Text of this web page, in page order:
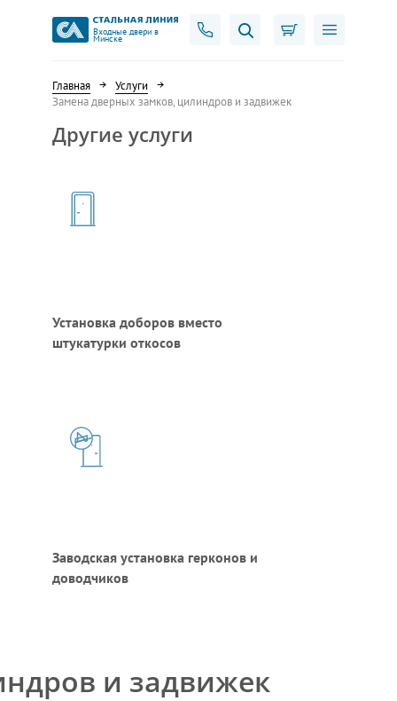
Входные двери в
Минске
Главная
Услуги
Замена дверных замков, цилиндров и задвижек
Другие услуги
Установка доборов вместо
штукатурки откосов
Заводская установка герконов и
доводчиков
и задвижек